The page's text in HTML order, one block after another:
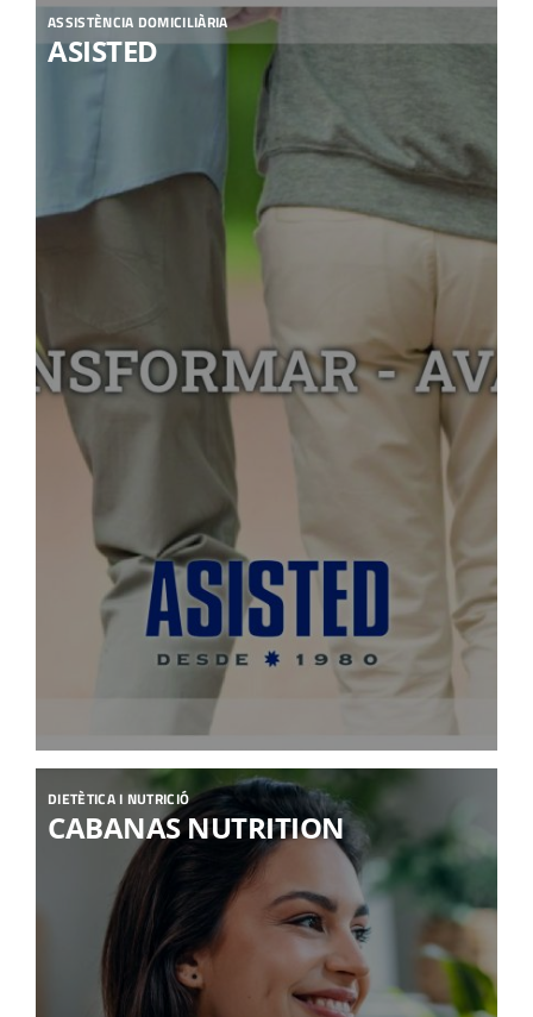
ASSISTÈNCIA DOMICILIÀRIA
ASISTED
DIETÈTICA I NUTRICIÓ
CABANAS NUTRITION